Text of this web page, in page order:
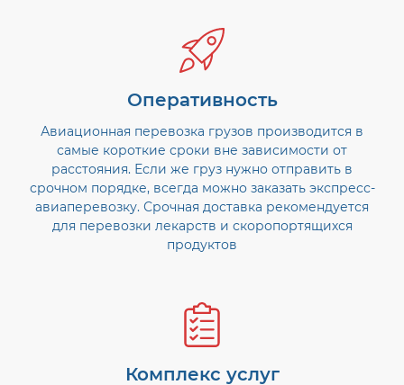
Оперативность
Авиационная перевозка грузов производится в
самые короткие сроки вне зависимости от
расстояния. Если же груз нужно отправить в
срочном порядке, всегда можно заказать экспресс-
авиаперевозку. Срочная доставка рекомендуется
для перевозки лекарств и скоропортящихся
продуктов
Комплекс услуг